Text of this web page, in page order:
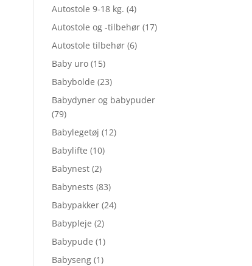
Autostole 9-18 kg. (4)
Autostole og -tilbehør (17)
Autostole tilbehør (6)
Baby uro (15)
Babybolde (23)
Babydyner og babypuder
(79)
Babylegetøj (12)
Babylifte (10)
Babynest (2)
Babynests (83)
Babypakker (24)
Babypleje (2)
Babypude (1)
Babyseng (1)